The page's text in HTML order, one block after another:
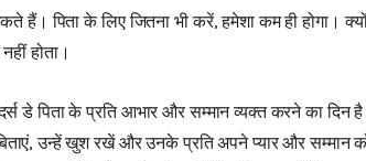
हैं। पिता के लिए जितना भी करें, हमेशा कम ही होगा।
होता।
डे पिता के प्रति आभार और सम्मान व्यक्त करने का दिन
उन्हें खुश रखें और उनके प्रति अपने प्यार और सम्मान